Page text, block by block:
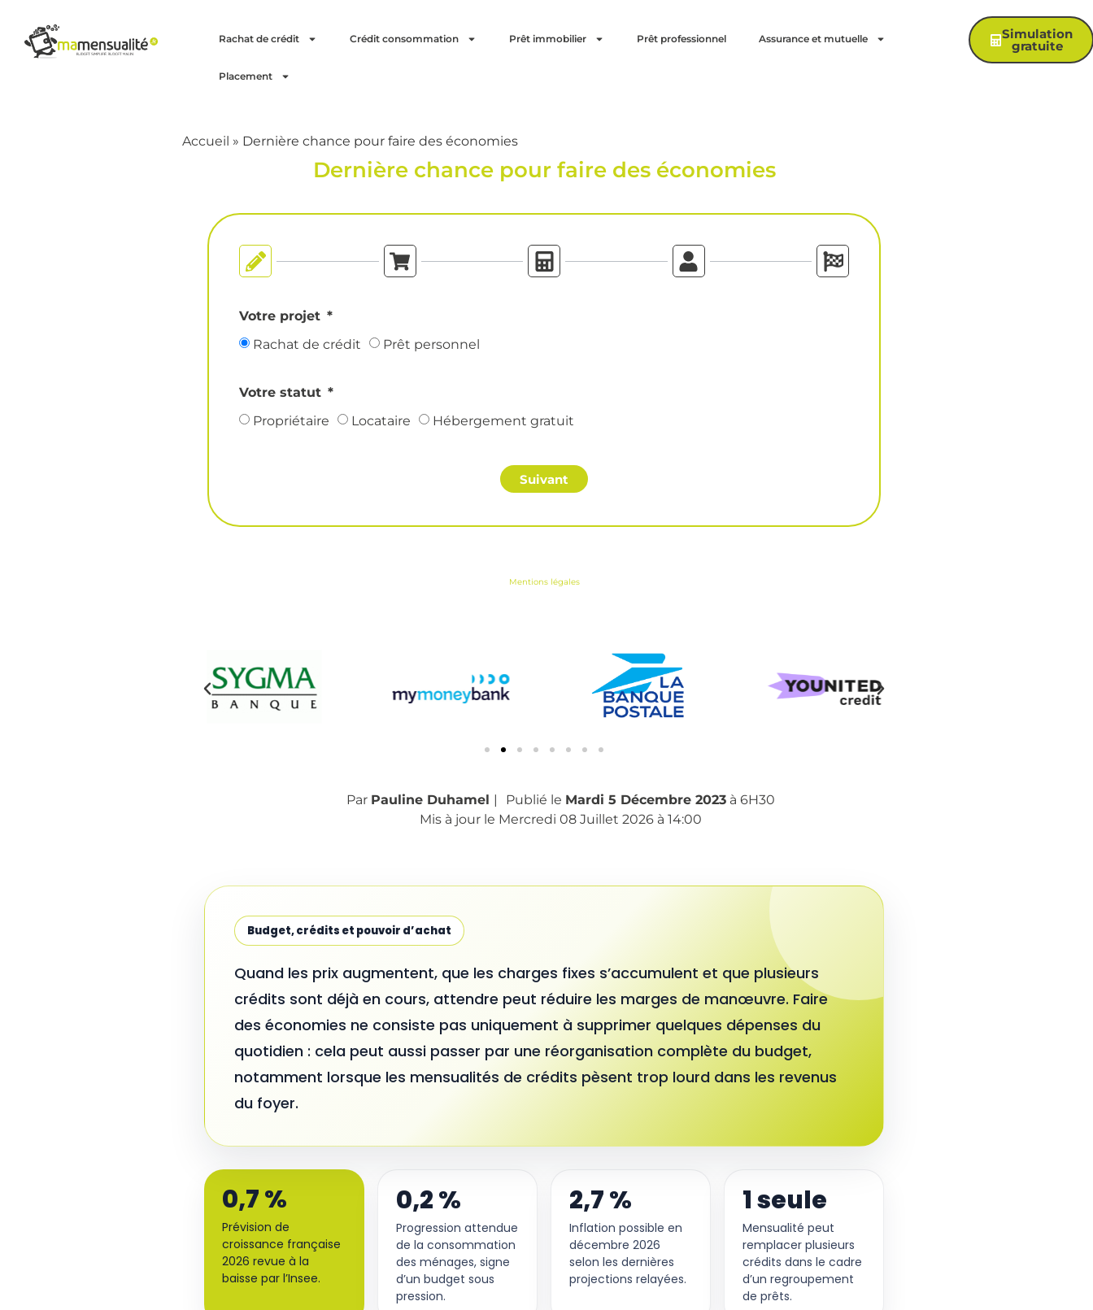
Rachat de crédit Crédit consommation Prêt immobilier Prêt professionnel Assurance et mutuelle
Placement
Accueil » Dernière chance pour faire des économies
Simulation
gratuite
Dernière chance pour faire des économies
Votre projet
Rachat de crédit
Prêt personnel
Votre statut
Propriétaire
Locataire Hébergement gratuit
Suivant
Mentions légales
Par Pauline Duhamel Publié le Mardi 5 Décembre 2023à 6H30
Mis à jour le Mercredi 08 Juillet 2026 à 14:00
Budget, crédits et pouvoir d’achat
Quand les prix augmentent, que les charges fixes s’accumulent et que plusieurs
crédits sont déjà en cours, attendre peut réduire les marges de manœuvre. Faire
des économies ne consiste pas uniquement à supprimer quelques dépenses du
quotidien : cela peut aussi passer par une réorganisation complète du budget,
notamment lorsque les mensualités de crédits pèsent trop lourd dans les revenus
du foyer.
0,7 %
Prévision de
croissance française
2026 revue à la
baisse par l’Insee.
0,2 %
Progression attendue
de la consommation
des ménages, signe
d’un budget sous
pression.
2,7 %
Inflation possible en
décembre 2026
selon les dernières
projections relayées.
1 seule
Mensualité peut
remplacer plusieurs
crédits dans le cadre
d’un regroupement
de prêts.